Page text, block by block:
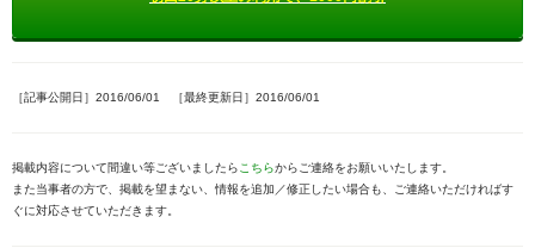
［記事公開日］2016/06/01 ［最終更新日］2016/06/01
掲載内容について間違い等ございましたら こちらからご連絡をお願いいたします。
また当事者の方で、掲載を望まない、情報を追加／修正したい場合も、ご連絡いただければす
ぐに対応させていただきます。